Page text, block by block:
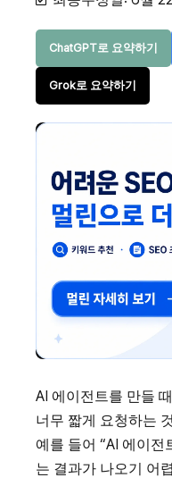
ChatGPT로 요약하기
Grok로 요약하기
AI 에이전트를 만들
너무 짧게 요청하는
예를 들어 “AI 에이
는 결과가 나오기 어